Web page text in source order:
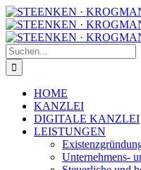
Zum
Inhalt
springen
Facebook
Instagram
Suche
nach:
HOME
KANZLEI
DIGITALE KANZLEI
LEISTUNGEN
Unternehmens-